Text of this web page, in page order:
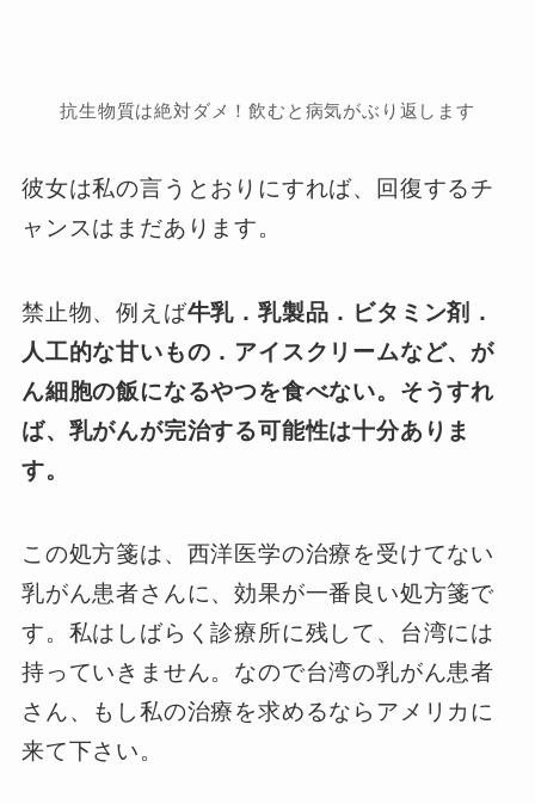
抗生物質は絶対ダメ！飲むと病気がぶり返します
彼女は私の言うとおりにすれば、回復するチ
ャンスはまだあります。
禁止物、例えば牛乳．乳製品．ビタミン剤．
人工的な甘いもの．アイスクリームなど、が
ん細胞の飯になるやつを食べない。そうすれ
ば、乳がんが完治する可能性は十分ありま
す。
この処方箋は、西洋医学の治療を受けてない
乳がん患者さんに、効果が一番良い処方箋で
す。私はしばらく診療所に残して、台湾には
持っていきません。なので台湾の乳がん患者
さん、もし私の治療を求めるならアメリカに
来て下さい。